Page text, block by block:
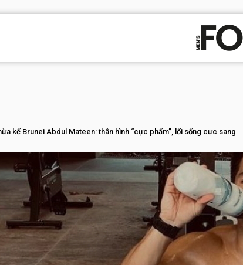
kế Brunei Abdul Mateen: thân hình “cực phẩm”, lối sống cực sang